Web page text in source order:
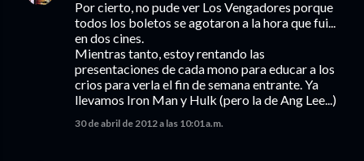
Por cierto, no pude ver Los Vengadores porque
todos los boletos se agotaron a la hora que fui...
en dos cines.
Mientras tanto, estoy rentando las
presentaciones de cada mono para educar a los
crios para verla el fin de semana entrante. Ya
llevamos Iron Man y Hulk (pero la de Ang Lee...)
30 de abril de 2012 a las 10:01 a.m.